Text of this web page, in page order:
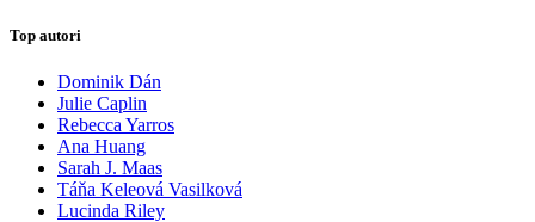
Top autori
Dominik Dán
Julie Caplin
Rebecca Yarros
Ana Huang
Sarah J. Maas
Táňa Keleová Vasilková
Lucinda Riley